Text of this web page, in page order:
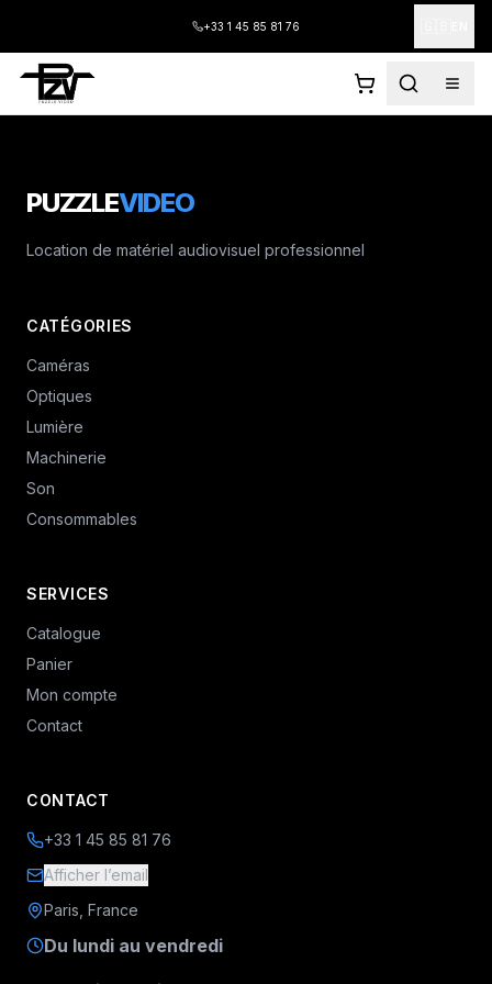
+33 1 45 85 81 76
PUZZLEVIDEO
Location de matériel audiovisuel professionnel
CATÉGORIES
Caméras
Optiques
Lumière
Machinerie
Son
Consommables
SERVICES
Catalogue
Panier
Mon compte
Contact
CONTACT
+33 1 45 85 81 76
Afficher l’email
Paris, France
Du lundi au vendredi